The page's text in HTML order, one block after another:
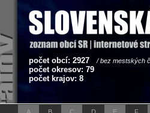
počet obcí: 2927 / bez mestských
počet okresov: 79
počet krajov: 8